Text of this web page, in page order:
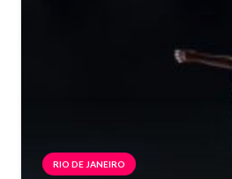
RIO DE JANEIRO